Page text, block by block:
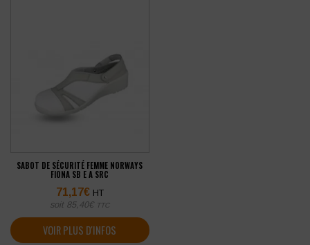
SABOT DE SÉCURITÉ FEMME NORWAYS
FIONA SB E A SRC
71,17€ HT
soit 85,40€ TTC
VOIR PLUS D'INFOS